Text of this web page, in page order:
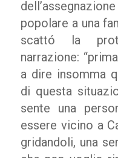
popolare a una
scattó la
narrazione:
a dire insomma
di questa
sente una
essere vicino a
gridandoli, una